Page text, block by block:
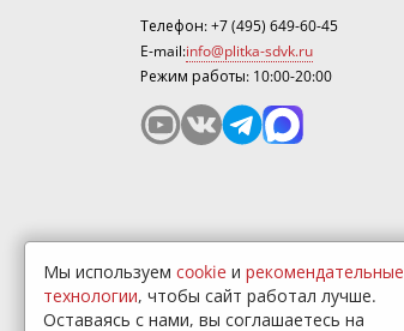
Телефон:+7 (495) 649-60-45
E-mail:info@plitka-sdvk.ru
Режим работы: 10:00-20:00
Мы используем cookie и рекомендательные
технологии, чтобы сайт работал лучше.
Оставаясь с нами, вы соглашаетесь на